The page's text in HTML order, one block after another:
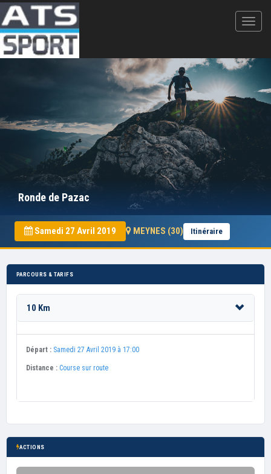
Ronde de Pazac
Samedi 27 Avril 2019 MEYNES (30) Itinéraire
PARCOURS & TARIFS
10 Km
Départ : Samedi 27 Avril 2019 à 17:00
Distance : Course sur route
ACTIONS